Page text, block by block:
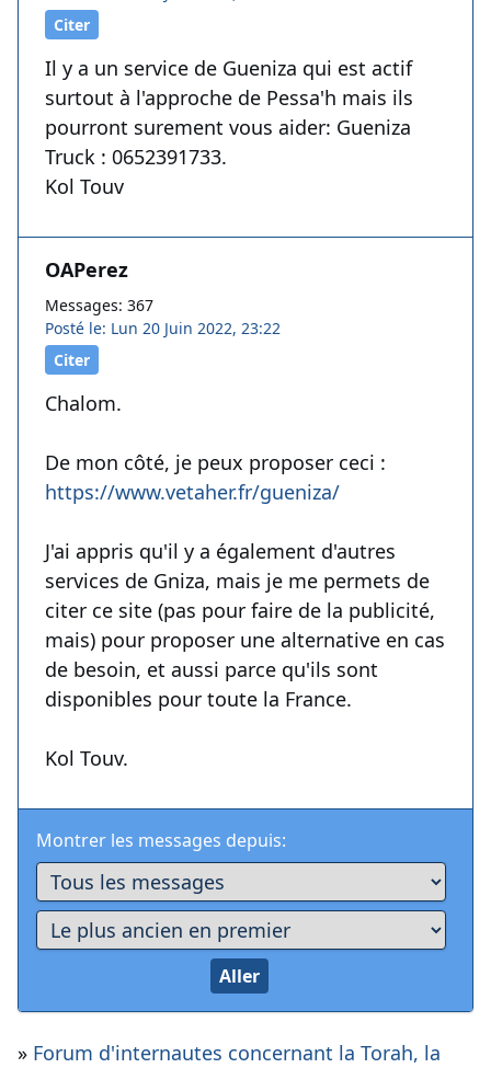
Citer
Il y a un service de Gueniza qui est actif
surtout à l'approche de Pessa'h mais ils
pourront surement vous aider: Gueniza
Truck : 0652391733.
Kol Touv
OAPerez
Messages: 367
Posté le: Lun 20 Juin 2022, 23:22
Citer
Chalom.
De mon côté, je peux proposer ceci :
https://www.vetaher.fr/gueniza/
J'ai appris qu'il y a également d'autres
services de Gniza, mais je me permets de
citer ce site (pas pour faire de la publicité,
mais) pour proposer une alternative en cas
de besoin, et aussi parce qu'ils sont
disponibles pour toute la France.
Kol Touv.
Montrer les messages depuis:
» Forum d'internautes concernant la Torah, la